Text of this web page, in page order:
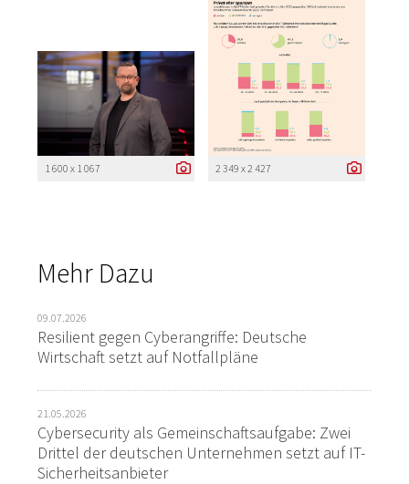
1 600 x 1 067 2 349 x 2 427
Mehr Dazu
09.07.2026
Resilient gegen Cyberangriffe: Deutsche
Wirtschaft setzt auf Notfallpläne
21.05.2026
Cybersecurity als Gemeinschaftsaufgabe: Zwei
Drittel der deutschen Unternehmen setzt auf IT-
Sicherheitsanbieter